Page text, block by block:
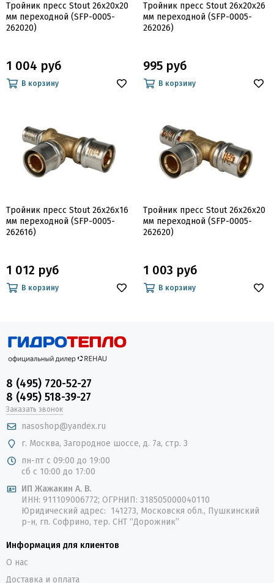
Тройник пресс Stout 26x20x20
мм переходной (SFP-0005-
262020)
1 004 руб
В корзину
Тройник пресс Stout 26x20x26
мм переходной (SFP-0005-
262026)
995 руб
В корзину
Тройник пресс Stout 26x26x16
мм переходной (SFP-0005-
262616)
1 012 руб
В корзину
Тройник пресс Stout 26x26x20
мм переходной (SFP-0005-
262620)
1 003 руб
В корзину
8 (495) 720-52-27
8 (495) 518-39-27
Заказать звонок
nasoshop@yandex.ru
г. Москва, Загородное шоссе, д. 7а, стр. 3
пн-пт с 09:00 до 19:00
сб с 10:00 до 17:00
ИП Жажакин А. В.
ИНН: 911109006772; ОГРНИП: 318505000040110
Юридический адрес: 141273, Московскя обл., Пушкинский
р-н, гп. Софрино, тер. СНТ “Дорожник”
Информация для клиентов
О нас
Доставка и оплата